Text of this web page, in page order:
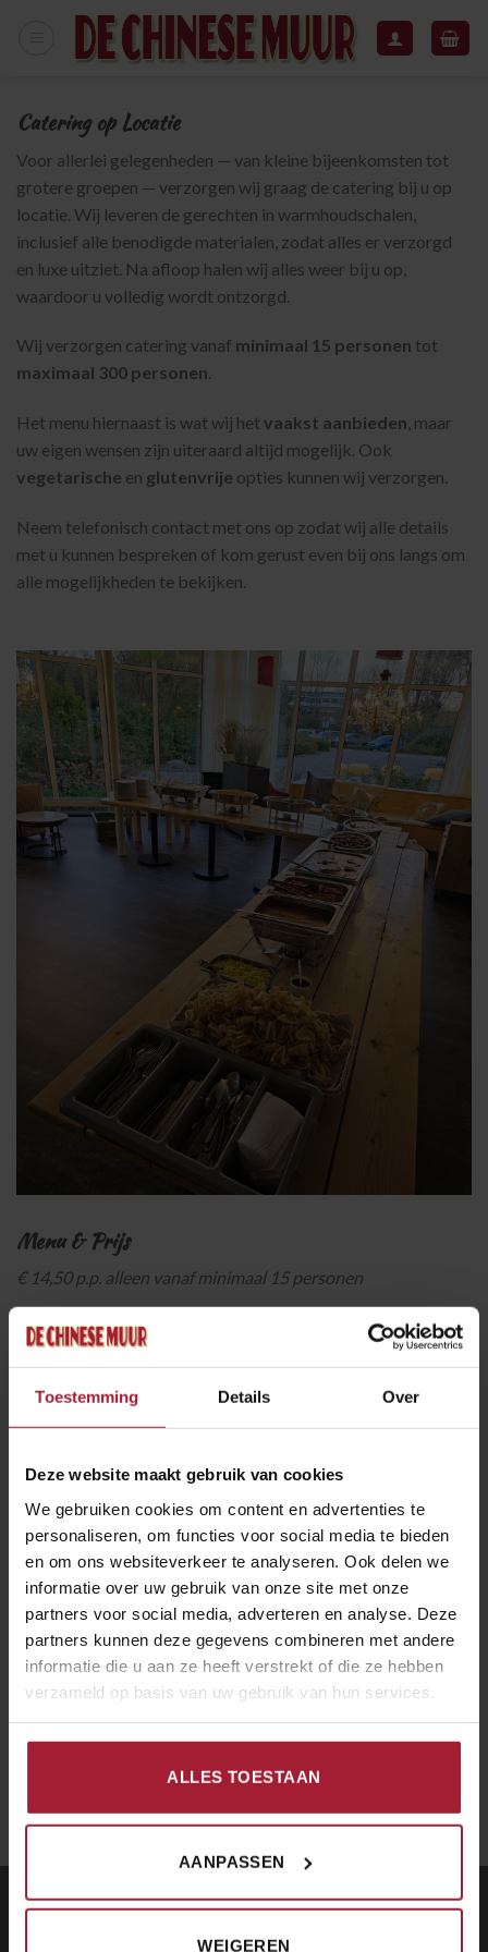
Toestemming Details Over
Deze website maakt gebruik van cookies
We gebruiken cookies om content en advertenties te
personaliseren, om functies voor social media te bieden
en om ons websiteverkeer te analyseren. Ook delen we
informatie over uw gebruik van onze site met onze
partners voor social media, adverteren en analyse. Deze
partners kunnen deze gegevens combineren met andere
informatie die u aan ze heeft verstrekt of die ze hebben
verzameld op basis van uw gebruik van hun services.
ALLES TOESTAAN
AANPASSEN
WEIGEREN
Catering op Locatie
Voor allerlei gelegenheden — van kleine bijeenkomsten tot
grotere groepen — verzorgen wij graag de catering bij u op
locatie. Wij leveren de gerechten in warmhoudschalen,
inclusief alle benodigde materialen, zodat alles er verzorgd
en luxe uitziet. Na afloop halen wij alles weer bij u op,
waardoor u volledig wordt ontzorgd.
Wij verzorgen catering vanaf minimaal 15 personen tot
maximaal 300 personen.
Het menu hiernaast is wat wij het vaakst aanbieden , maar
uw eigen wensen zijn uiteraard altijd mogelijk. Ook
vegetarische en glutenvrije opties kunnen wij verzorgen.
Neem telefonisch contact met ons op zodat wij alle details
met u kunnen bespreken of kom gerust even bij ons langs om
alle mogelijkheden te bekijken.
Menu & Prijs
€ 14,50 p.p. alleen vanaf minimaal 15 personen
– Nasi
– Bami
– La Zhi Kai
– Saté Ajam
– Pikante boontjes
– Mini loempiaatjes
– Atjar
– Sambal
– Kroepoek
voor borden & bestek vragen wij €1 p.p. toeslag.
voor bezorging buiten Den Helder (Julianadorp &
CONTACT